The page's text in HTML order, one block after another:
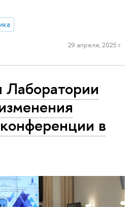
29 апреля, 2025 г.
Лаборатории
в